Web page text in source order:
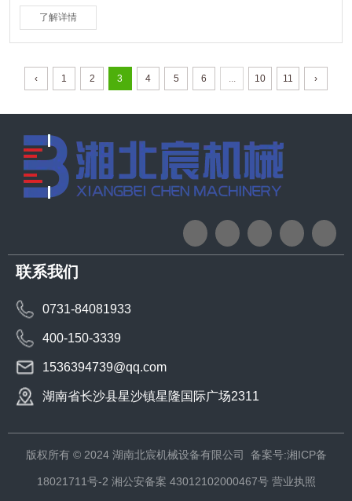
能升级（如新增生产线、全系统智能化改造），建议
提前规划，占用两个淡季窗口期（如秋季拆旧 + 春季
装新），避免单次停产时间过长。
了解详情
‹ 1 2 3 4 5 6 ... 10 11 ›
联系我们
0731-84081933
400-150-3339
1536394739@qq.com
湖南省长沙县星沙镇星隆国际广场2311
版权所有 © 2024 湖南北宸机械设备有限公司 备案号:湘ICP备
18021711号-2 湘公安备案 43012102000467号 营业执照